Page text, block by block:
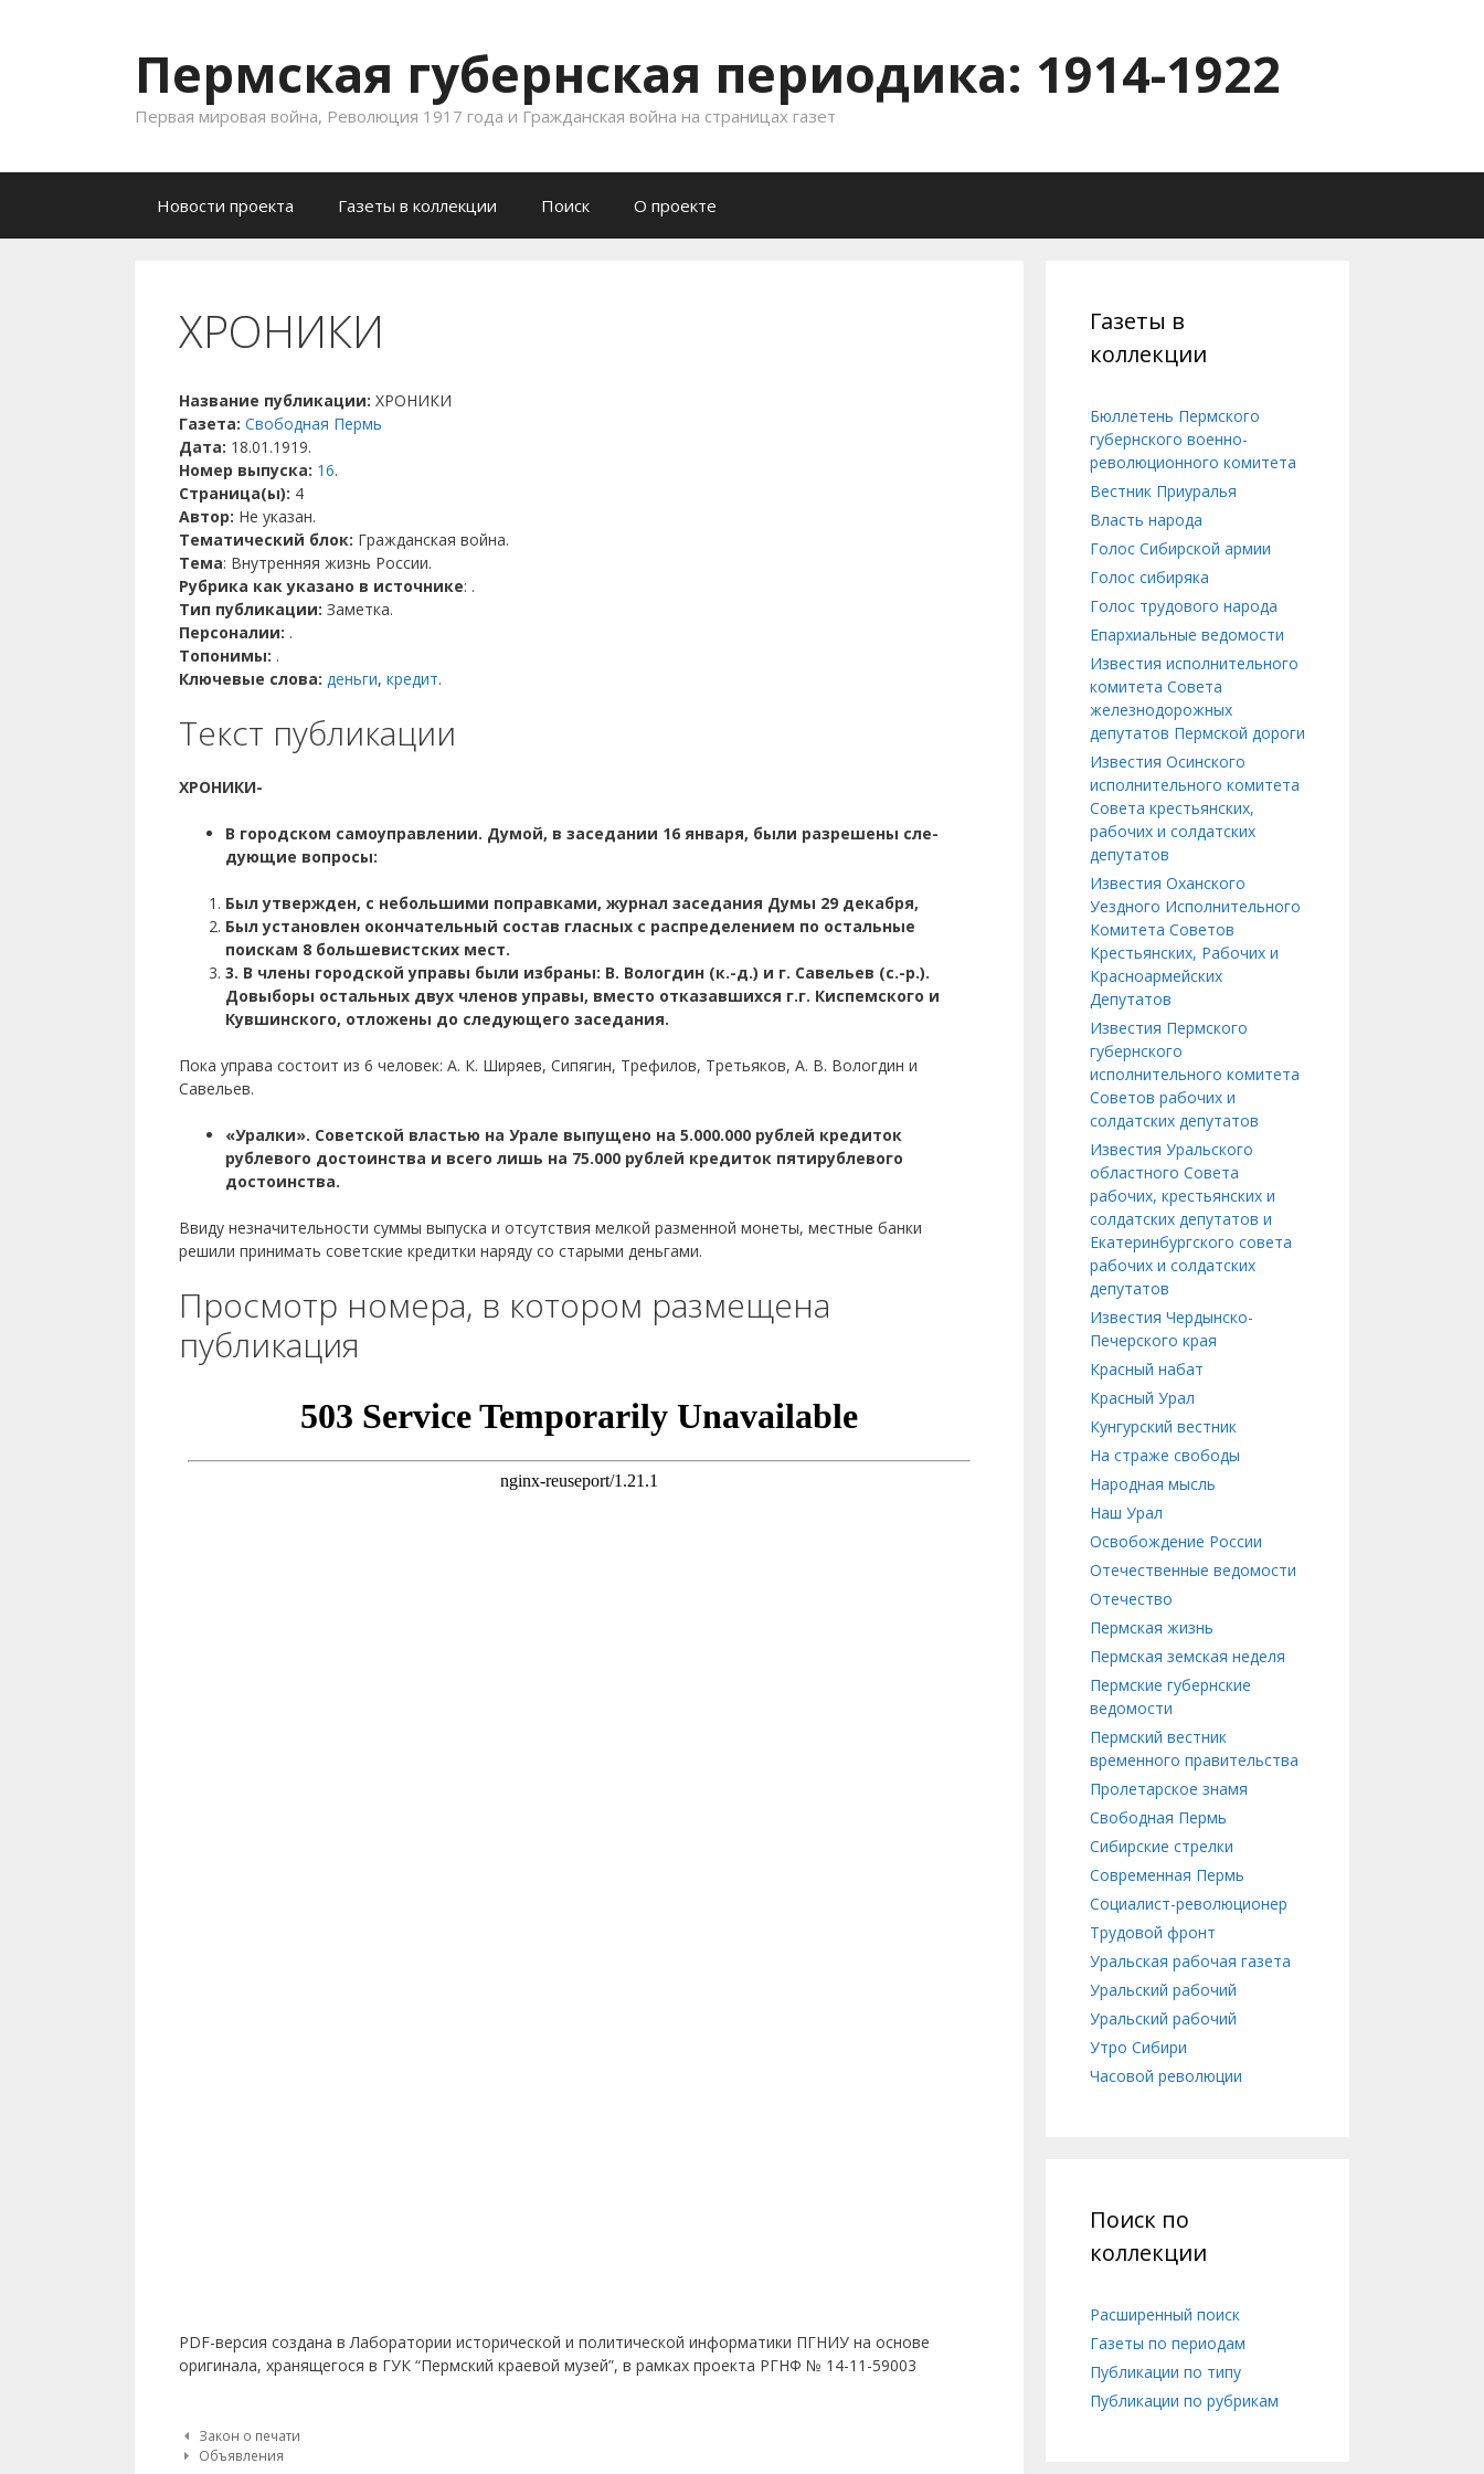
Пермская губернская периодика: 1914-1922
Первая мировая война, Революция 1917 года и Гражданская война на страницах газет
Новости проекта
Газеты в коллекции Поиск О проекте
ХРОНИКИ
Название публикации: ХРОНИКИ
Газета: Свободная Пермь
Дата: 18.01.1919.
Номер выпуска: 16.
Страница(ы): 4
Автор: Не указан.
Тематический блок: Гражданская война.
Тема: Внутренняя жизнь России.
Рубрика как указано в источнике: .
Тип публикации: Заметка.
Персоналии: .
Топонимы: .
Ключевые слова: деньги, кредит.
Текст публикации
ХРОНИКИ-
В городском самоуправлении. Думой, в заседании 16 января, были разрешены сле­
дующие вопросы:
Был утвержден, с небольшими поправками, журнал заседания Думы 29 декабря,
Был установлен окончательный состав гласных с распределением по остальные
поискам 8 большевистских мест.
3. В члены городской управы были избраны: В. Вологдин (к.-д.) и г. Савельев (с.-р.).
Довыборы остальных двух членов управы, вместо отказавшихся г.г. Киспемского и
Кувшинского, отложены до следующего заседания.
Пока управа состоит из 6 человек: А. К. Ширяев, Сипягин, Трефилов, Третьяков, А. В. Вологдин и
Савельев.
«Уралки». Советской властью на Урале выпущено на 5.000.000 рублей кредиток
рублевого достоинства и всего лишь на 75.000 рублей кредиток пятирублевого
достоинства.
Ввиду незначительности суммы выпуска и отсутствия мелкой разменной монеты, местные банки
решили принимать советские кредитки наряду со старыми деньгами.
Просмотр номера, в котором размещена
публикация
PDF-версия создана в Лаборатории исторической и политической информатики ПГНИУ на основе
оригинала, хранящегося в ГУК “Пермский краевой музей”, в рамках проекта РГНФ № 14-11-59003
Post navigation
Закон о печати
Объявления
Газеты в
коллекции
Бюллетень Пермского
губернского военно-
революционного комитета
Вестник Приуралья
Власть народа
Голос Сибирской армии
Голос сибиряка
Голос трудового народа
Епархиальные ведомости
Известия исполнительного
комитета Совета
железнодорожных
депутатов Пермской дороги
Известия Осинского
исполнительного комитета
Совета крестьянских,
рабочих и солдатских
депутатов
Известия Оханского
Уездного Исполнительного
Комитета Советов
Крестьянских, Рабочих и
Красноармейских
Депутатов
Известия Пермского
губернского
исполнительного комитета
Советов рабочих и
солдатских депутатов
Известия Уральского
областного Совета
рабочих, крестьянских и
солдатских депутатов и
Екатеринбургского совета
рабочих и солдатских
депутатов
Известия Чердынско-
Печерского края
Красный набат
Красный Урал
Кунгурский вестник
На страже свободы
Народная мысль
Наш Урал
Освобождение России
Отечественные ведомости
Отечество
Пермская жизнь
Пермская земская неделя
Пермские губернские
ведомости
Пермский вестник
временного правительства
Пролетарское знамя
Свободная Пермь
Сибирские стрелки
Современная Пермь
Социалист-революционер
Трудовой фронт
Уральская рабочая газета
Уральский рабочий
Уральский рабочий
Утро Сибири
Часовой революции
Поиск по
коллекции
Расширенный поиск
Газеты по периодам
Публикации по типу
Публикации по рубрикам